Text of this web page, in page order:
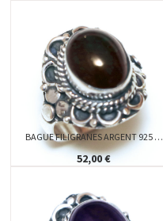
BAGUE FILIGRANES ARGENT 925 …
52,00 €